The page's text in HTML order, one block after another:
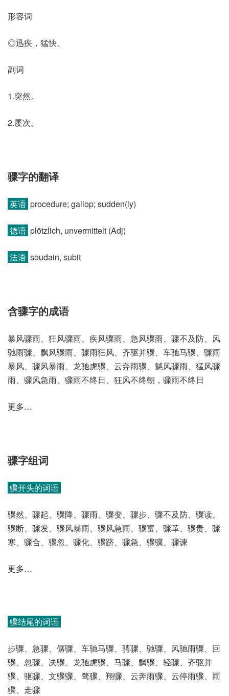
形容词
◎迅疾，猛快。
副词
1.突然。
2.屡次。
骤字的翻译
英语 procedure; gallop; sudden(ly)
德语 plötzlich, unvermittelt (Adj)
法语 soudain, subit
含骤字的成语
暴风骤雨、狂风骤雨、疾风骤雨、急风骤雨、骤不及防、风
驰雨骤、飘风骤雨、骤雨狂风、齐驱并骤、车驰马骤、骤雨
暴风、骤风暴雨、龙驰虎骤、云奔雨骤、魆风骤雨、猛风骤
雨、骤风急雨、骤雨不终日、狂风不终朝，骤雨不终日
更多…
骤字组词
骤开头的词语
骤然、骤起、骤降、骤雨、骤变、骤步、骤不及防、骤读、
骤断、骤发、骤风暴雨、骤风急雨、骤富、骤革、骤贵、骤
寒、骤合、骤忽、骤化、骤跻、骤急、骤骥、骤谏
更多…
骤结尾的词语
步骤、急骤、僝骤、车驰马骤、骋骤、驰骤、风驰雨骤、回
骤、忽骤、决骤、龙驰虎骤、马骤、飘骤、轻骤、齐驱并
骤、驱骤、文骤骤、骛骤、翔骤、云奔雨骤、云停雨骤、雨
骤、走骤